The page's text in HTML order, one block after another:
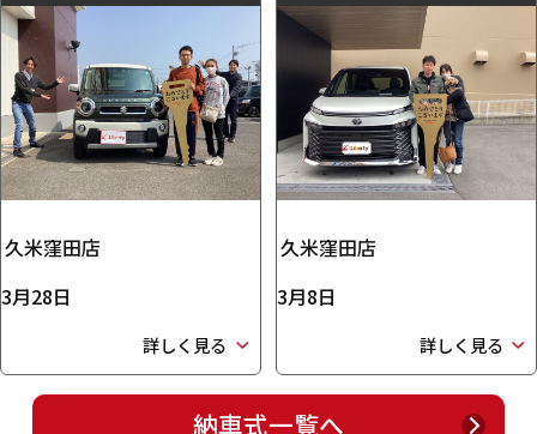
久米窪田店
3月28日
詳しく見る
久米窪田店
3月8日
詳しく見る
納車式一覧へ